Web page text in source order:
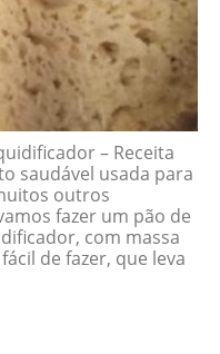
– Receita
saudável usada para
outros
fazer um pão de
com massa
de fazer, que leva